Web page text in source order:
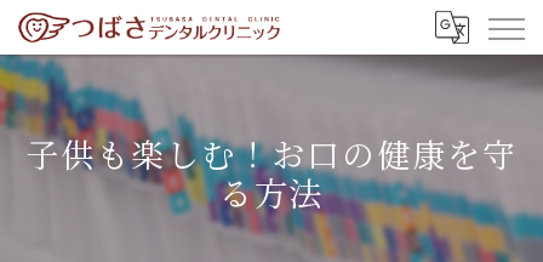
子供も楽しむ！お口の健康を守
る方法